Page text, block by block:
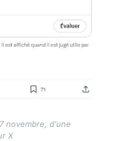
novembre, d'une
X